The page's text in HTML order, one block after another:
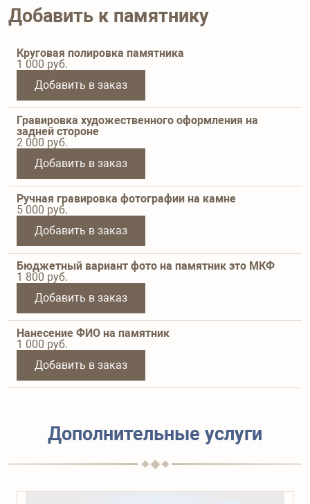
Добавить к памятнику
Круговая полировка памятника
1 000 руб.
Добавить в заказ
Гравировка художественного оформления на
задней стороне
2 000 руб.
Добавить в заказ
Ручная гравировка фотографии на камне
5 000 руб.
Добавить в заказ
Бюджетный вариант фото на памятник это МКФ
1 800 руб.
Добавить в заказ
Нанесение ФИО на памятник
1 000 руб.
Добавить в заказ
Дополнительные услуги